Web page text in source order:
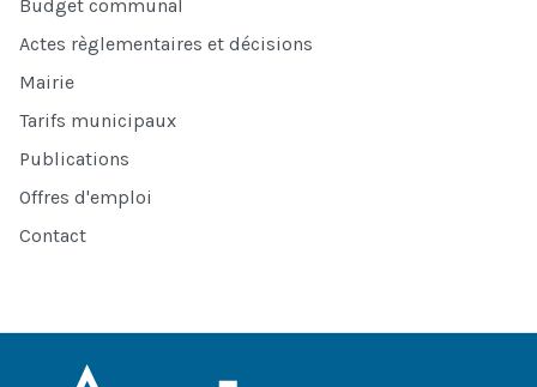
Budget communal
Actes règlementaires et décisions
Mairie
Tarifs municipaux
Publications
Offres d'emploi
Contact